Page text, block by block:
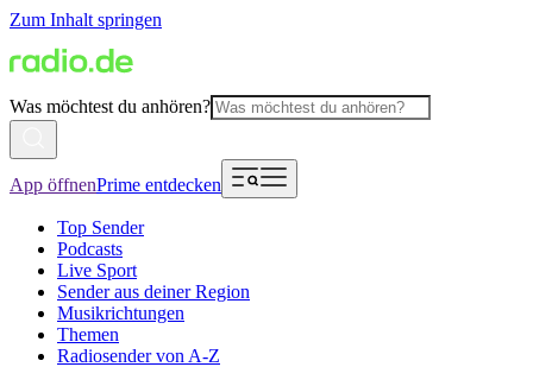
Zum Inhalt springen
Was möchtest du anhören?
App öffnenPrime entdecken
Top Sender
Podcasts
Live Sport
Sender aus deiner Region
Musikrichtungen
Themen
Radiosender von A-Z